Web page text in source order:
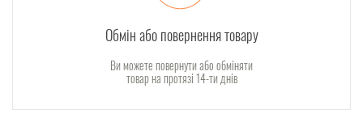
Обмін або повернення товару
Ви можете повернути або обміняти
товар на протязі 14-ти днів